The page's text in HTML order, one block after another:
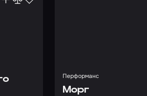
Перформанс
Морг